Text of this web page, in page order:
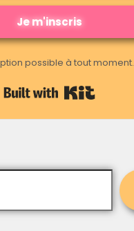
Je m'inscris
possible à tout moment.